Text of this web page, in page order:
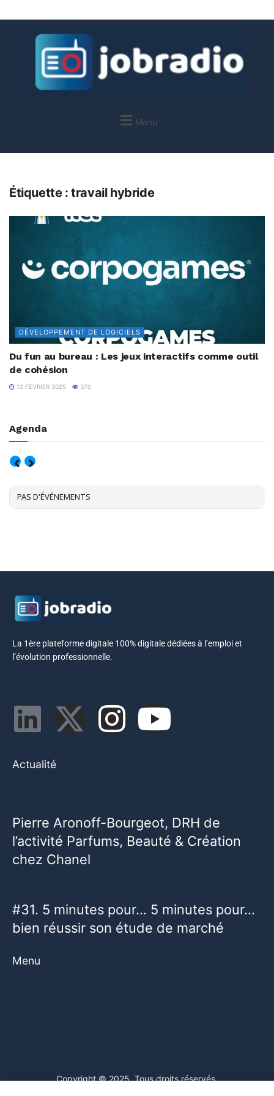
Menu
Étiquette :travail hybride
DÉVELOPPEMENT DE LOGICIELS
Du fun au bureau : Les jeux interactifs comme outil
de cohésion
12 FÉVRIER 2025 370
Agenda
PAS D'ÉVÉNEMENTS
La 1ère plateforme digitale 100% digitale dédiées à l’emploi et
l’évolution professionnelle.
Actualité
Pierre Aronoff-Bourgeot, DRH de
l’activité Parfums, Beauté & Création
chez Chanel
#31. 5 minutes pour… 5 minutes pour…
bien réussir son étude de marché
Menu
Copyright © 2025. Tous droits réservés.